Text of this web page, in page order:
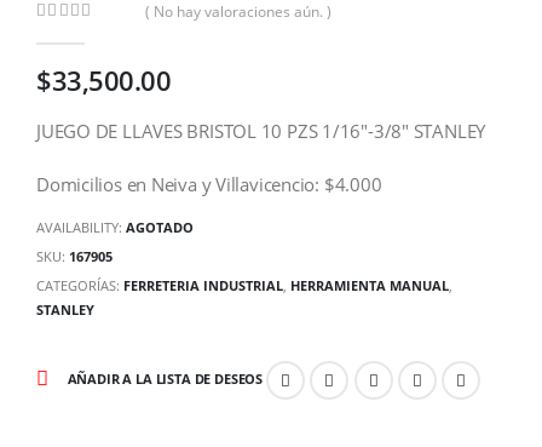
( No hay valoraciones aún. )
$33,500.00
JUEGO DE LLAVES BRISTOL 10 PZS 1/16″-3/8″ STANLEY
Domicilios en Neiva y Villavicencio: $4.000
AVAILABILITY: AGOTADO
SKU: 167905
CATEGORÍAS: FERRETERIA INDUSTRIAL HERRAMIENTA MANUAL
STANLEY
AÑADIR A LA LISTA DE DESEOS